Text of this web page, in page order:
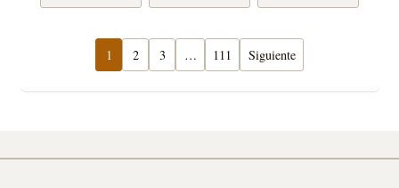
1 2 3 … 111 Siguiente